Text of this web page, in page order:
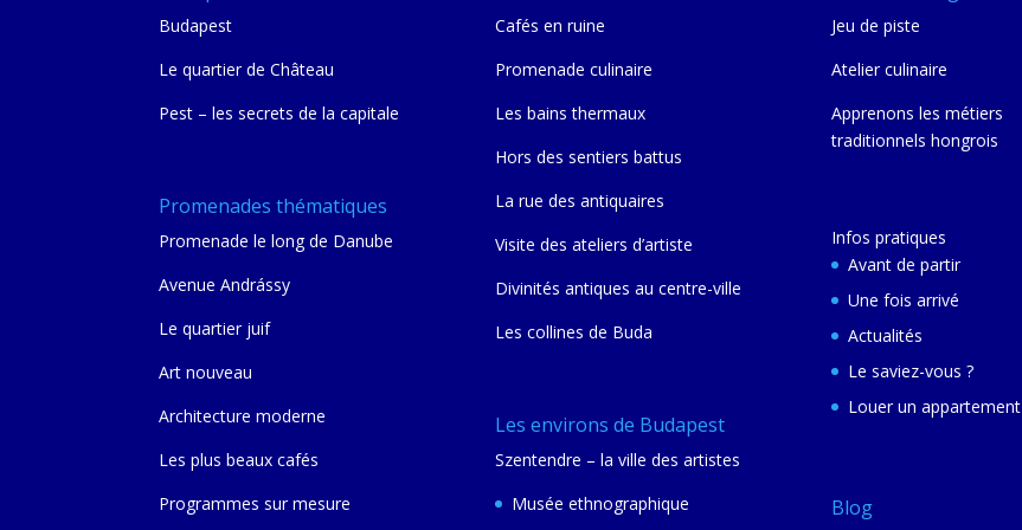
Budapest
Le quartier de Château
Pest – les secrets de la capitale
Promenades thématiques
Promenade le long de Danube
Avenue Andrássy
Le quartier juif
Art nouveau
Architecture moderne
Les plus beaux cafés
Programmes sur mesure
Cafés en ruine
Promenade culinaire
Les bains thermaux
Hors des sentiers battus
La rue des antiquaires
Visite des ateliers d’artiste
Divinités antiques au centre-ville
Les collines de Buda
Les environs de Budapest
Szentendre – la ville des artistes
Musée ethnographique
Jeu de piste
Atelier culinaire
Apprenons les métiers
traditionnels hongrois
Infos pratiques
Avant de partir
Une fois arrivé
Actualités
Le saviez-vous ?
Louer un appartement
Blog